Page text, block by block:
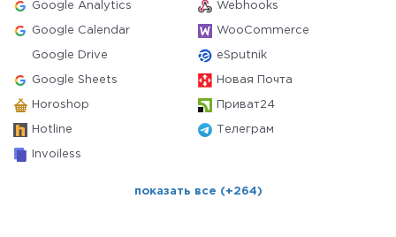
Google Analytics Webhooks
Google Calendar WooCommerce
Google Drive eSputnik
Google Sheets Новая Почта
Horoshop Приват24
Hotline Телеграм
Invoiless
показать все (+264)